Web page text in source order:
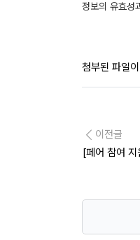
정보의 유효성
첨부된 파일
이전글
[페어 참여